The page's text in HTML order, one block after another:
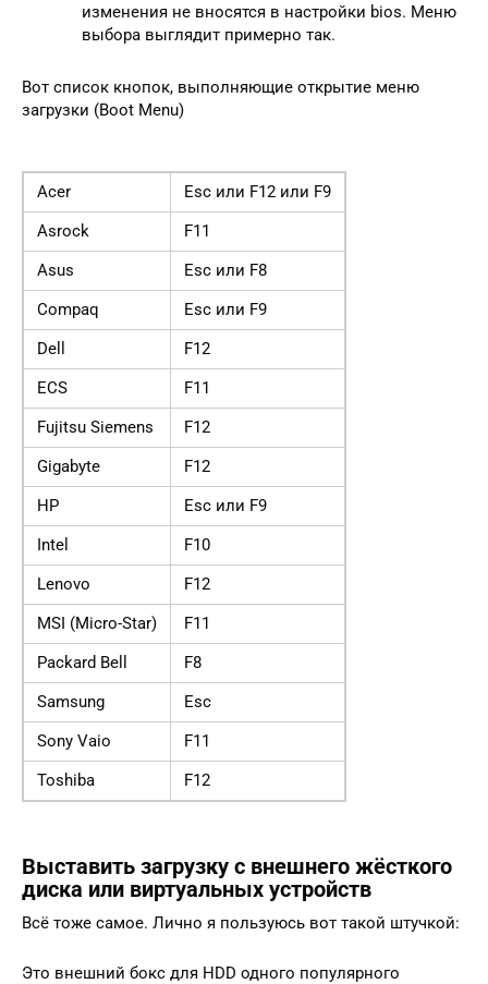
изменения не вносятся в настройки bios. Меню
выбора выглядит примерно так.
Вот список кнопок, выполняющие открытие меню
загрузки (Boot Menu)
Acer
Esc или F12 или F9
Asrock
F11
Asus
Esc или F8
Compaq
Esc или F9
Dell
F12
ECS
F11
Fujitsu Siemens
F12
Gigabyte
F12
HP
Esc или F9
Intel
F10
Lenovo
F12
MSI (Micro-Star)
F11
Packard Bell
F8
Samsung
Esc
Sony Vaio
F11
Toshiba
F12
Выставить загрузку с внешнего жёсткого
диска или виртуальных устройств
Всё тоже самое. Лично я пользуюсь вот такой штучкой:
Это внешний бокс для HDD одного популярного